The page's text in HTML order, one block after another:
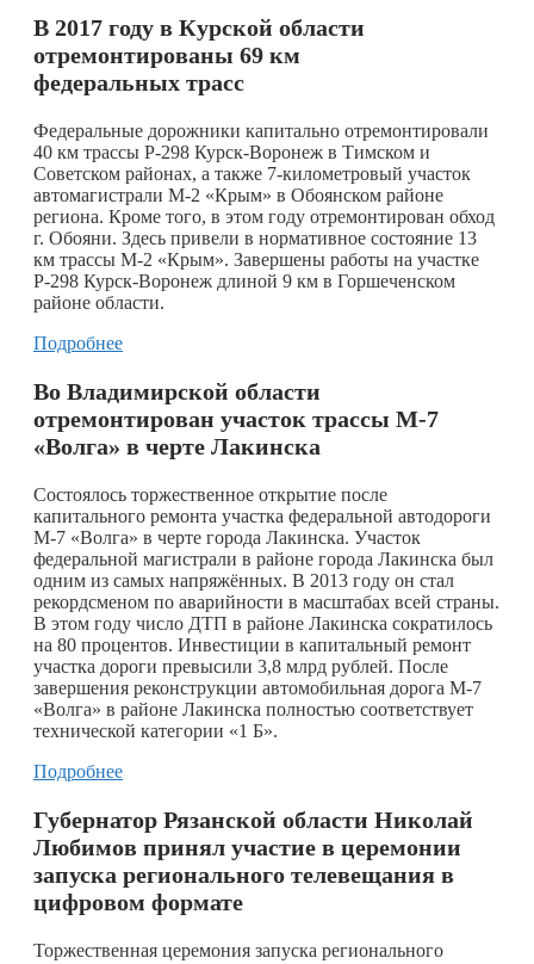
В 2017 году в Курской области
отремонтированы 69 км
федеральных трасс
Федеральные дорожники капитально отремонтировали
40 км трассы Р-298 Курск-Воронеж в Тимском и
Советском районах, а также 7-километровый участок
автомагистрали М-2 «Крым» в Обоянском районе
региона. Кроме того, в этом году отремонтирован обход
г. Обояни. Здесь привели в нормативное состояние 13
км трассы М-2 «Крым». Завершены работы на участке
Р-298 Курск-Воронеж длиной 9 км в Горшеченском
районе области.
Подробнее
Во Владимирской области
отремонтирован участок трассы М-7
«Волга» в черте Лакинска
Состоялось торжественное открытие после
капитального ремонта участка федеральной автодороги
М-7 «Волга» в черте города Лакинска. Участок
федеральной магистрали в районе города Лакинска был
одним из самых напряжённых. В 2013 году он стал
рекордсменом по аварийности в масштабах всей страны.
В этом году число ДТП в районе Лакинска сократилось
на 80 процентов. Инвестиции в капитальный ремонт
участка дороги превысили 3,8 млрд рублей. После
завершения реконструкции автомобильная дорога М-7
«Волга» в районе Лакинска полностью соответствует
технической категории «1 Б».
Подробнее
Губернатор Рязанской области Николай
Любимов принял участие в церемонии
запуска регионального телевещания в
цифровом формате
Торжественная церемония запуска регионального